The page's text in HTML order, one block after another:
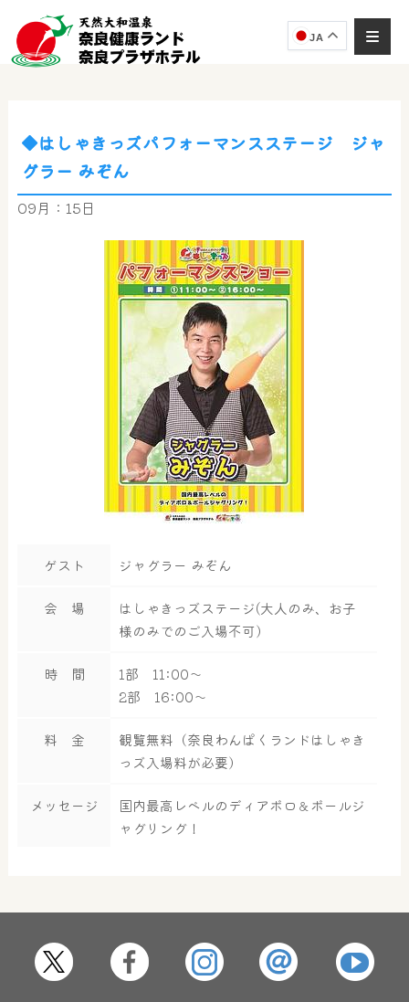
JA
大浴場 サウナ・岩盤浴
奈良わんぱくランド
ボディケア
◆はしゃきっズパフォーマンスステージ ジャ
グラー みぞん
09月：15日
ゲスト ジャグラー みぞん
会 場
はしゃきっズステージ(大人のみ、お子
様のみでのご入場不可）
時 間
1部 11:00～
2部 16:00～
料 金
観覧無料（奈良わんぱくランドはしゃき
っズ入場料が必要）
メッセージ
国内最高レベルのディアボロ＆ボールジ
ャグリング！
AIコンシェルジュ
ご質問をお伺いします。